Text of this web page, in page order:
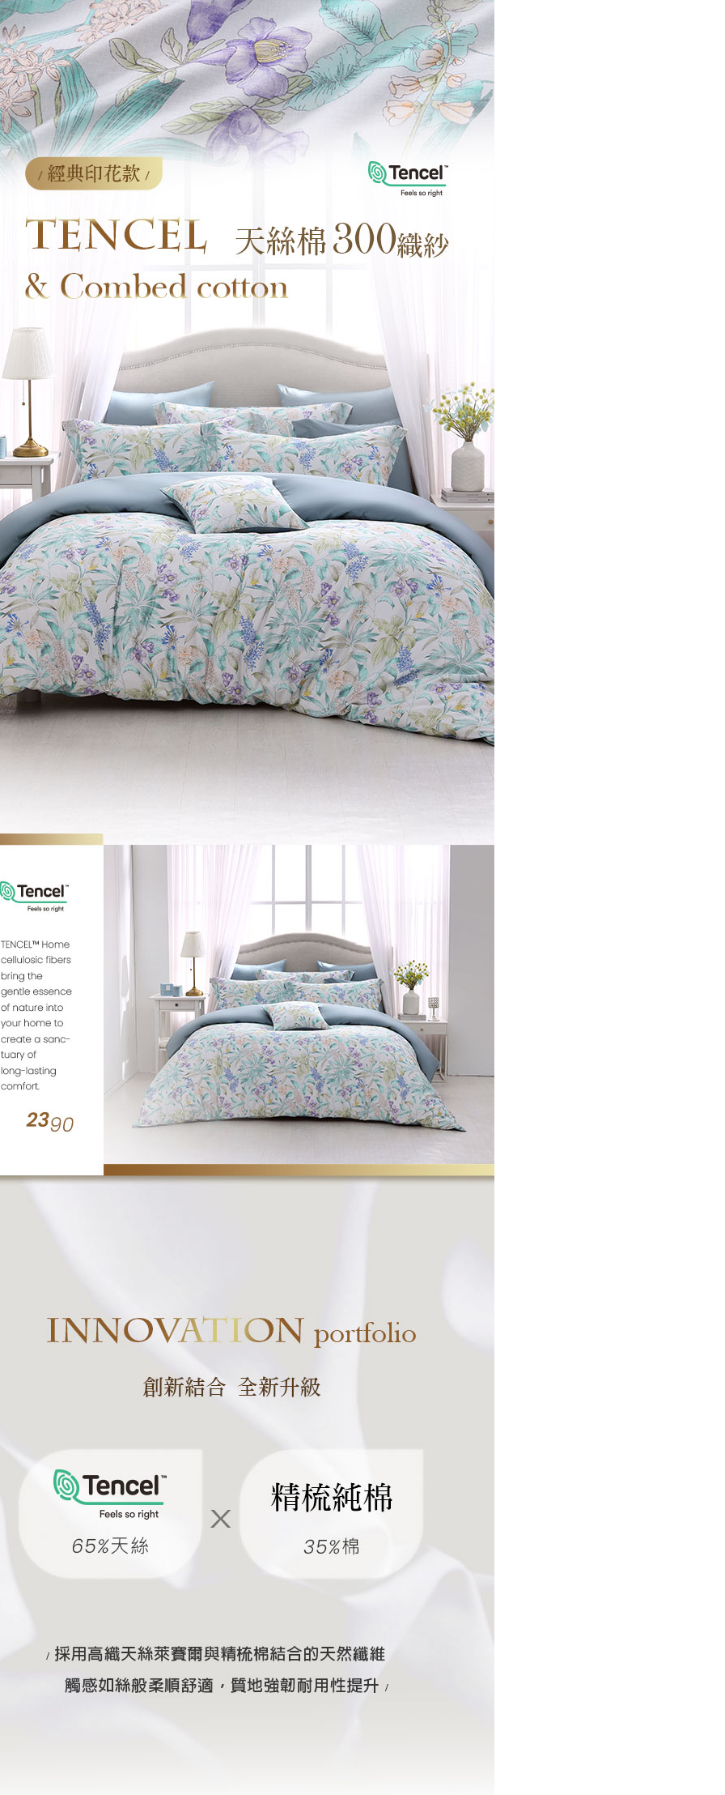
任。
４．使用「AFTEE先享後付」時，將依據個別帳號之用戶狀況，依本公司
即時審查核予不同之上限額度；若仍有額度不足之情形，本公司將視審查
結果請求用戶進行身份認證。
５．嚴禁一人註冊多個帳號或使用他人資訊註冊。若發現惡意使用之情
形，恩沛科技股份有限公司將有權停止該用戶之使用額度並採取法律行
動。